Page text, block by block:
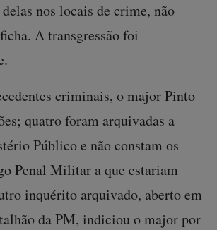
nos locais de crime, não
A transgressão foi
criminais, o major Pinto
quatro foram arquivadas a
Público e não constam os
Penal Militar a que estariam
inquérito arquivado, aberto em
da PM, indiciou o major por